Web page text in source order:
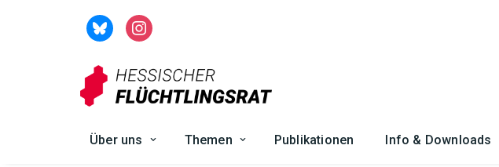
Über uns Themen Publikationen Info & Downloads